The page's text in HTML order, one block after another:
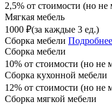
2,5% от стоимости (но не
Мягкая мебель
1000 ₽(за каждые 3 ед.)
Сборка мебели Подробнее
Сборка мебели
10% от стоимости (но не
Сборка кухонной мебели
12% от стоимости (но не
Сборка мягкой мебели